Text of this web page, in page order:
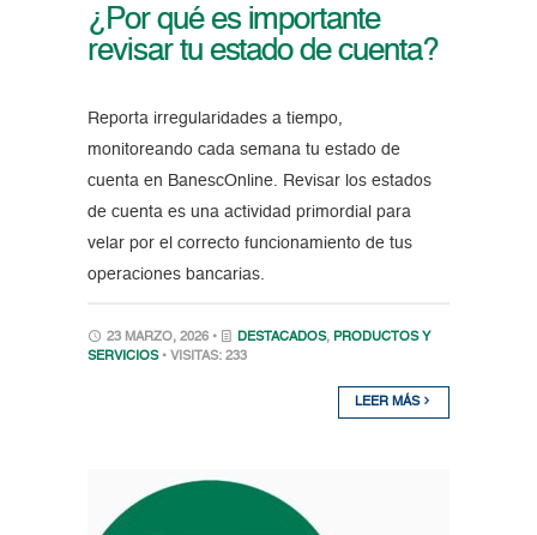
¿Por qué es importante
revisar tu estado de cuenta?
Reporta irregularidades a tiempo,
monitoreando cada semana tu estado de
cuenta en BanescOnline. Revisar los estados
de cuenta es una actividad primordial para
velar por el correcto funcionamiento de tus
operaciones bancarias.
23 MARZO, 2026 • DESTACADOS, PRODUCTOS Y
SERVICIOS • VISITAS: 233
LEER MÁS